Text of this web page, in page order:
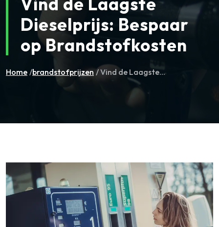
Dieselprijs: Bespaar
op Brandstofkosten
Home /brandstofprijzen / Vind de Laagste...